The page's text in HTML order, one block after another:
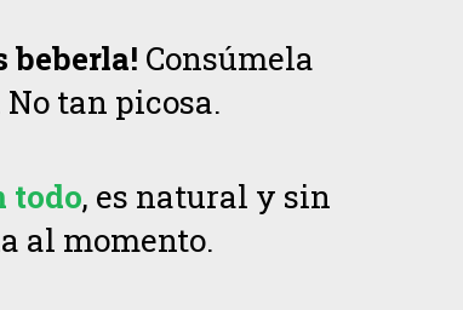
beberla! Consúmela
tan picosa.
todo, es natural y sin
al momento.